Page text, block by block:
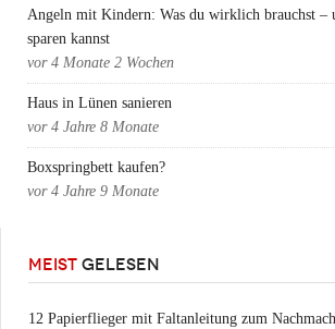
Angeln mit Kindern: Was du wirklich brauchst –
sparen kannst
vor 4 Monate 2 Wochen
Haus in Lünen sanieren
vor 4 Jahre 8 Monate
Boxspringbett kaufen?
vor 4 Jahre 9 Monate
MEIST GELESEN
12 Papierflieger mit Faltanleitung zum